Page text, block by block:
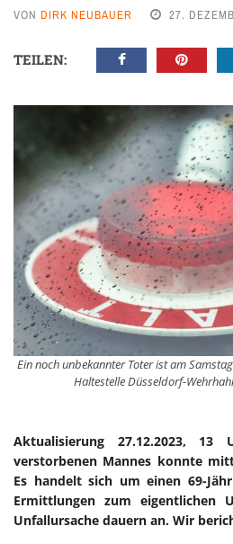
VON DIRK NEUBAUER 27.
TEILEN:
Ein noch unbekannter Toter ist am
Haltestelle Düsseldorf-
Aktualisierung 27.12.2023,
verstorbenen Mannes konnte
Es handelt sich um einen 69-
Ermittlungen zum eigentlichen
Unfallursache dauern an. Wir